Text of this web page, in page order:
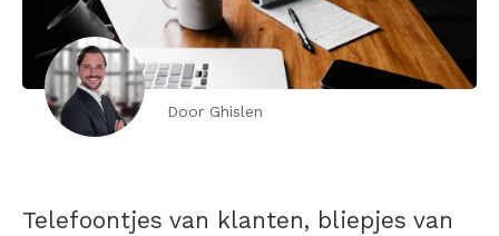
Door Ghislen
Telefoontjes van klanten, bliepjes van